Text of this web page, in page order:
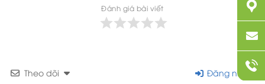
Đánh giá bài viết
Theo dõi Đăng nhập